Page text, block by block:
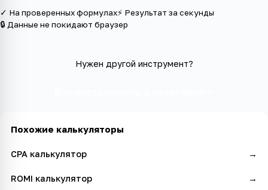
✓ На проверенных формулах⚡ Результат за секунды
🔒 Данные не покидают браузер
Нужен другой инструмент?
Похожие калькуляторы
CPA калькулятор →
ROMI калькулятор →